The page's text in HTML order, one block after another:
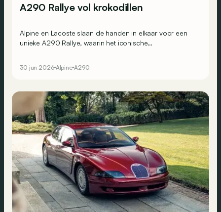
A290 Rallye vol krokodillen
Alpine en Lacoste slaan de handen in elkaar voor een
unieke A290 Rallye, waarin het iconische
30 jun 2026 Alpine A290